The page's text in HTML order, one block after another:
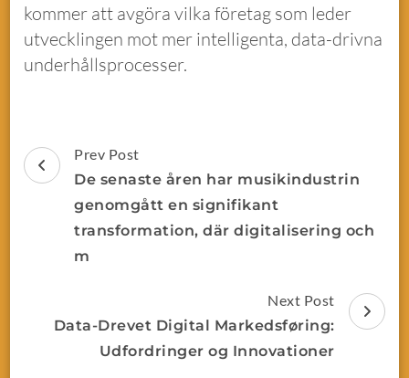
kommer att avgöra vilka företag som leder
utvecklingen mot mer intelligenta, data-drivna
underhållsprocesser.
Prev Post
De senaste åren har musikindustrin
genomgått en signifikant
transformation, där digitalisering och
m
Next Post
Data-Drevet Digital Markedsføring:
Udfordringer og Innovationer